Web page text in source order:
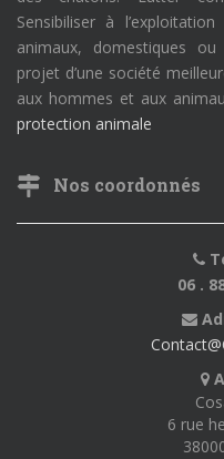
Sensibiliser à
animaux, domestiques
projet d’une société
aux hommes et aux
protection animale
Nos coordonnés
06 .
6 rue